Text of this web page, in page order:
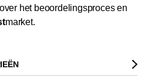
het beoordelingsproces en
market.